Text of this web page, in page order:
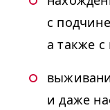
с
а также
и даже